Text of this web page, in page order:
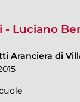
- Luciano
Aranciera di